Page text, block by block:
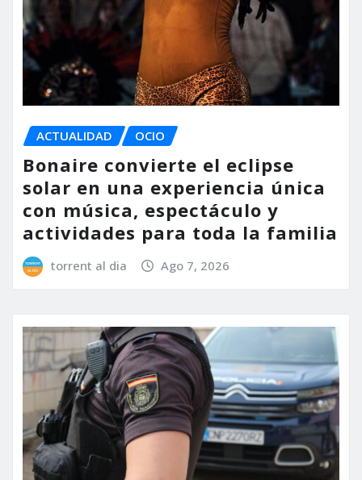
ACTUALIDAD OCIO
Bonaire convierte el eclipse
solar en una experiencia única
con música, espectáculo y
actividades para toda la familia
torrent al dia Ago 7, 2026